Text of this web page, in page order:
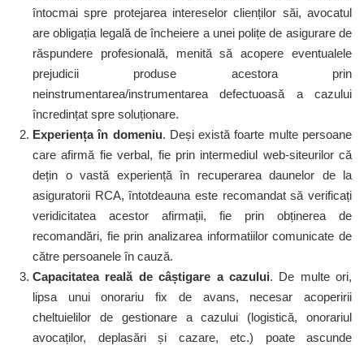
întocmai spre protejarea intereselor clienților săi, avocatul
are obligația legală de încheiere a unei polițe de asigurare de
răspundere profesională, menită să acopere eventualele
prejudicii produse acestora prin
neinstrumentarea/instrumentarea defectuoasă a cazului
încredințat spre soluționare.
Experiența în domeniu. Deși există foarte multe persoane
care afirmă fie verbal, fie prin intermediul web-siteurilor că
dețin o vastă experiență în recuperarea daunelor de la
asiguratorii RCA, întotdeauna este recomandat să verificați
veridicitatea acestor afirmații, fie prin obținerea de
recomandări, fie prin analizarea informatiilor comunicate de
către persoanele în cauză.
Capacitatea reală de câștigare a cazului. De multe ori,
lipsa unui onorariu fix de avans, necesar acoperirii
cheltuielilor de gestionare a cazului (logistică, onorariul
avocaților, deplasări și cazare, etc.) poate ascunde